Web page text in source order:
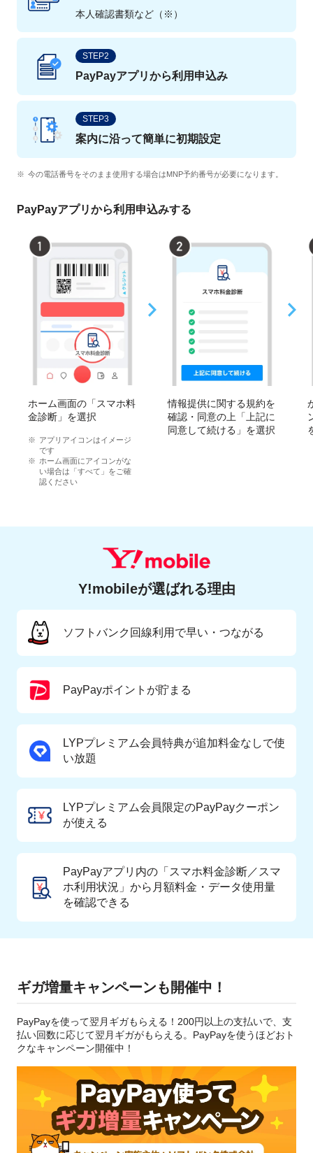
本人確認書類など（※）
STEP2
PayPayアプリから利用申込み
STEP3
案内に沿って簡単に初期設定
今の電話番号をそのまま使用する場合はMNP予約番号が必要になります。
PayPayアプリから利用申込みする
ホーム画面の「スマホ料
金診断」を選択
アプリアイコンはイメージ
です
ホーム画面にアイコンがな
い場合は「すべて」をご確
認ください
情報提供に関する規約を
確認・同意の上「上記に
同意して続ける」を選択
Y!mobileが選ばれる理由
ソフトバンク回線利用で早い・つながる
PayPayポイントが貯まる
LYPプレミアム会員特典が追加料金なしで使
い放題
LYPプレミアム会員限定のPayPayクーポン
が使える
PayPayアプリ内の「スマホ料金診断／スマ
ホ利用状況」から月額料金・データ使用量
を確認できる
ギガ増量キャンペーンも開催中！
PayPayを使って翌月ギガもらえる！200円以上の支払いで、支
払い回数に応じて翌月ギガがもらえる。PayPayを使うほどおト
クなキャンペーン開催中！